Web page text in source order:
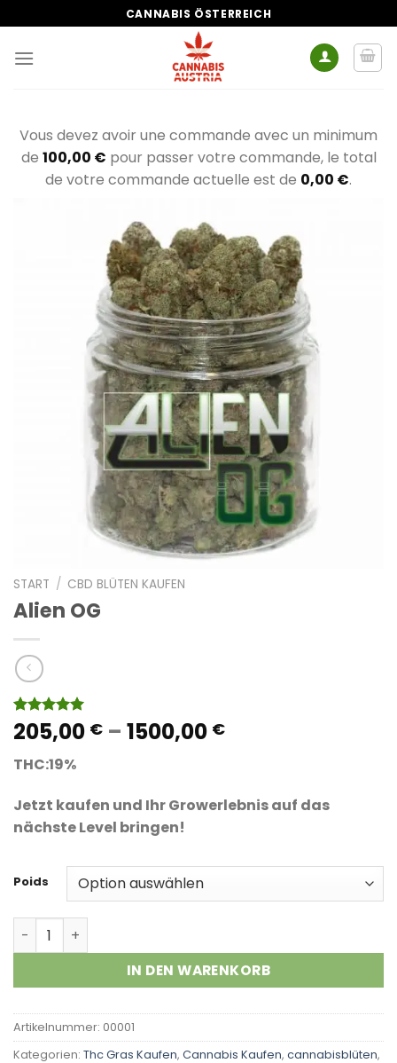
Inhalt
springen
CANNABIS ÖSTERREICH
Vous devez avoir une commande avec un minimum
de 100,00 € pour passer votre commande, le total
de votre commande actuelle est de 0,00 €.
START / CBD BLÜTEN KAUFEN
Alien OG
Bewertet
mit4.93
basierend
14
Kundenbewertungen
205,00 € – 1500,00 €Preisspanne:
1500,00 €
THC:19%
Jetzt kaufen und Ihr Growerlebnis auf das
nächste Level bringen!
Poids
Alien OG Menge
IN DEN WARENKORB
Artikelnummer: 00001
Kategorien: Thc Gras Kaufen, Cannabis Kaufen, cannabisblüten,